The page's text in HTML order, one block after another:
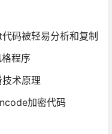
码被轻易分析和复制
程序
术原理
加密代码